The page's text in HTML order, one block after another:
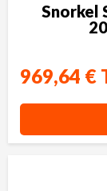
Snorkel
969,64 €